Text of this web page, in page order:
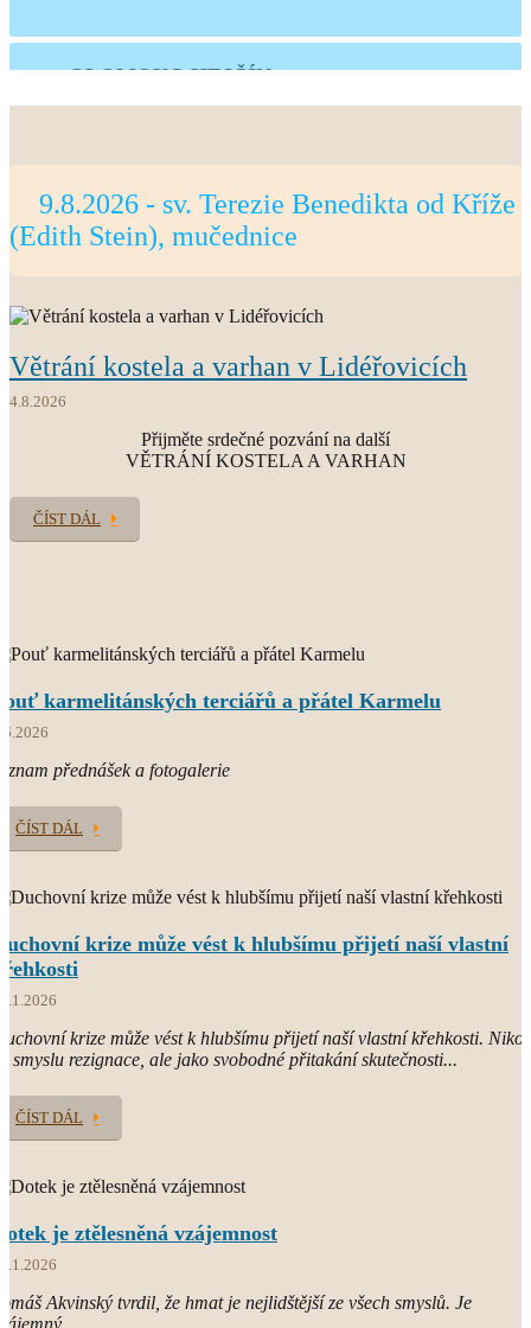
OLOMOUC-HEJČÍN
PRAHA-LIBOC
web farnosti
současný světový Karmel
9.8.2026 - sv. Terezie Benedikta od Kříže
(Edith Stein), mučednice
Větrání kostela a varhan v Lidéřovicích
4.8.2026
Přijměte srdečné pozvání na další
VĚTRÁNÍ KOSTELA A VARHAN
ČÍST DÁL
karmelitánských terciářů a přátel Karmelu
přednášek a fotogalerie
ČÍST DÁL
krize může vést k hlubšímu přijetí naší vlastní
krize může vést k hlubšímu přijetí naší vlastní křehkosti.
smyslu rezignace, ale jako svobodné přitakání skutečnosti...
ČÍST DÁL
je ztělesněná vzájemnost
Akvinský tvrdil, že hmat je nejlidštější ze všech smyslů. Je